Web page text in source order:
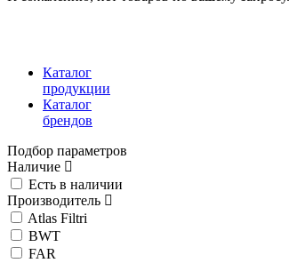
Каталог
продукции
Каталог
брендов
Подбор параметров
Наличие
Есть в наличии
Производитель
Atlas Filtri
BWT
FAR